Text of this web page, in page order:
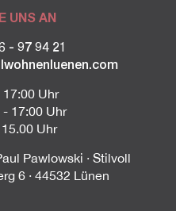
UNS AN
- 97 94 21
Uhr
- 17:00 Uhr
Uhr
Pawlowski · Stilvoll
6 · 44532 Lünen